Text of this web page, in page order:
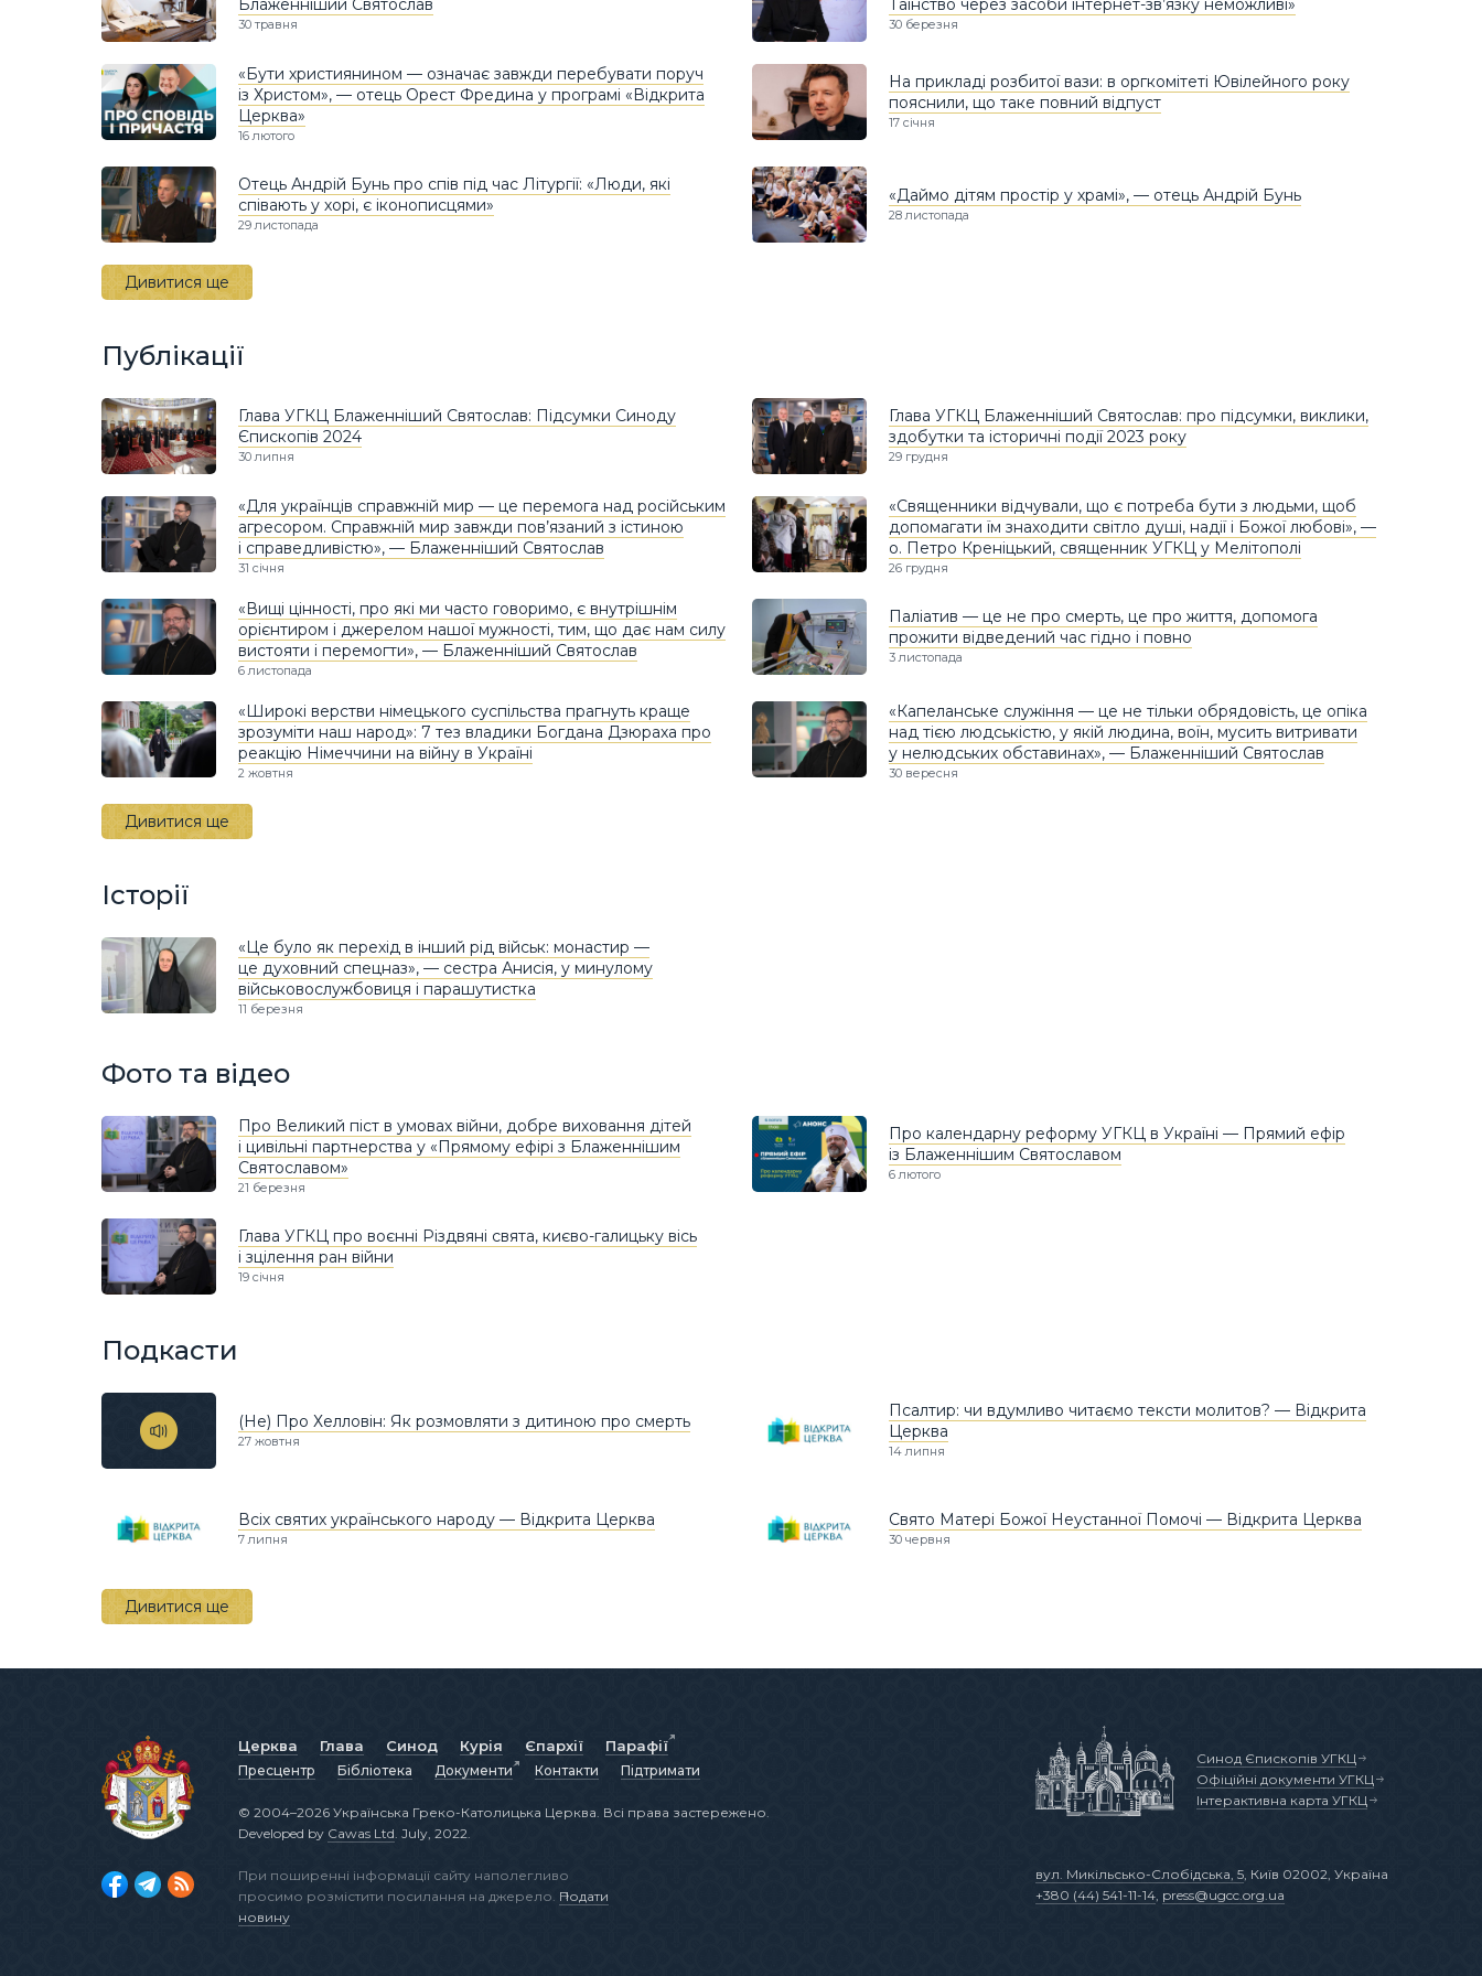
Блаженніший Святослав
30 травня
Таїнство через засоби інтернет-зв’язку неможливі»
30 березня
«Бути християнином — означає завжди перебувати поруч
із Христом», — отець Орест Фредина у програмі «Відкрита
Церква»
16 лютого
На прикладі розбитої вази: в оргкомітеті Ювілейного року
пояснили, що таке повний відпуст
17 січня
Отець Андрій Бунь про спів під час Літургії: «Люди, які
співають у хорі, є іконописцями»
29 листопада
«Даймо дітям простір у храмі», — отець Андрій Бунь
28 листопада
Дивитися ще
Публікації
Глава УГКЦ Блаженніший Святослав: Підсумки Синоду
Єпископів 2024
30 липня
Глава УГКЦ Блаженніший Святослав: про підсумки, виклики,
здобутки та історичні події 2023 року
29 грудня
«Для українців справжній мир — це перемога над російським
агресором. Справжній мир завжди пов’язаний з істиною
і справедливістю», — Блаженніший Святослав
31 січня
«Священники відчували, що є потреба бути з людьми, щоб
допомагати їм знаходити світло душі, надії і Божої любові», —
о. Петро Креніцький, священник УГКЦ у Мелітополі
26 грудня
«Вищі цінності, про які ми часто говоримо, є внутрішнім
орієнтиром і джерелом нашої мужності, тим, що дає нам силу
вистояти і перемогти», — Блаженніший Святослав
6 листопада
Паліатив — це не про смерть, це про життя, допомога
прожити відведений час гідно і повно
3 листопада
«Широкі верстви німецького суспільства прагнуть краще
зрозуміти наш народ»: 7 тез владики Богдана Дзюраха про
реакцію Німеччини на війну в Україні
2 жовтня
«Капеланське служіння — це не тільки обрядовість, це опіка
над тією людськістю, у якій людина, воїн, мусить витривати
у нелюдських обставинах», — Блаженніший Святослав
30 вересня
Дивитися ще
Історії
«Це було як перехід в інший рід військ: монастир —
це духовний спецназ», — сестра Анисія, у минулому
військовослужбовиця і парашутистка
11 березня
Фото та відео
Про Великий піст в умовах війни, добре виховання дітей
і цивільні партнерства у «Прямому ефірі з Блаженнішим
Святославом»
21 березня
Про календарну реформу УГКЦ в Україні — Прямий ефір
із Блаженнішим Святославом
6 лютого
Глава УГКЦ про воєнні Різдвяні свята, києво-галицьку вісь
і зцілення ран війни
19 січня
Подкасти
(Не) Про Хелловін: Як розмовляти з дитиною про смерть
27 жовтня
Псалтир: чи вдумливо читаємо тексти молитов? — Відкрита
Церква
14 липня
Всіх святих українського народу — Відкрита Церква
7 липня
Свято Матері Божої Неустанної Помочі — Відкрита Церква
30 червня
Дивитися ще
Церква Глава Синод Курія Єпархії Парафії
Пресцентр Бібліотека Документи Контакти Підтримати
вул. Микільсько-Слобідська, 5 , Київ 02002, Україна
+380 (44) 541-11-14 press@ugcc.org.ua
Синод Єпископів УГКЦ
Офіційні документи УГКЦ
Інтерактивна карта УГКЦ
© 2004–2026 Українська Греко-Католицька Церква. Всі права застережено.
Developed by Cawas Ltd . July, 2022.
При поширенні інформації сайту наполегливо
просимо розмістити посилання на джерело. Подати
новину